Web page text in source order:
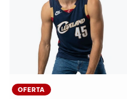
OFERTA